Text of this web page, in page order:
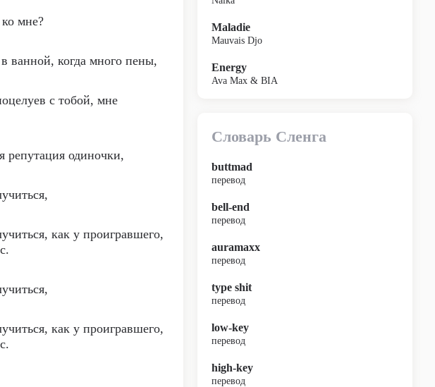
мне?
ванной, когда много пены,
с тобой, мне
репутация одиночки,
как у проигравшего,
как у проигравшего,
Maladie
Mauvais Djo
Energy
Ava Max & BIA
Словарь Сленга
buttmad
перевод
bell-end
перевод
auramaxx
перевод
type shit
перевод
low-key
перевод
high-key
перевод